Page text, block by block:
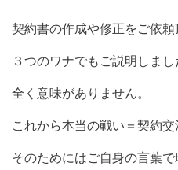
契約書の作成や修正をご依頼
３つのワナでもご説明しま
全く意味がありません。
これから本当の戦い＝契約交
そのためにはご自身の言葉